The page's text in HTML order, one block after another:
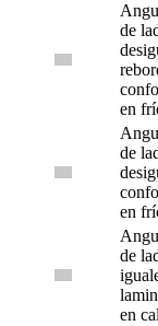
de
en
de
en
de
en